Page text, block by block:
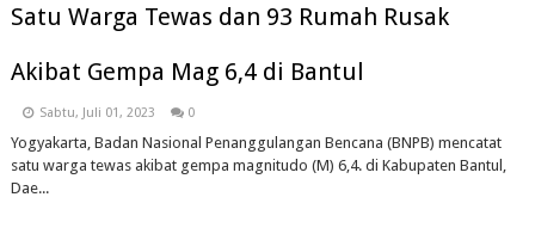
Satu Warga Tewas dan 93 Rumah Rusak
Akibat Gempa Mag 6,4 di Bantul
Sabtu, Juli 01, 2023 0
Yogyakarta, Badan Nasional Penanggulangan Bencana (BNPB) mencatat
satu warga tewas akibat gempa magnitudo (M) 6,4. di Kabupaten Bantul,
Dae...